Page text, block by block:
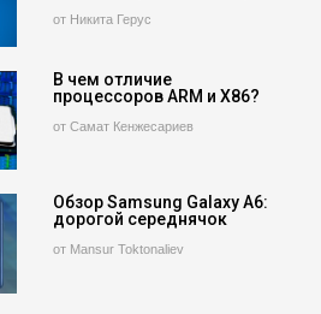
от Никита Герус
В чем отличие
процессоров ARM и X86?
от Самат Кенжесариев
Обзор Samsung Galaxy A6:
дорогой середнячок
от Mansur Toktonaliev